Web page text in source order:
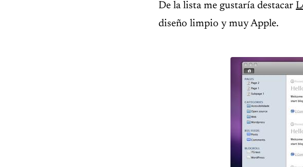
De la lista me gustaría destacar
diseño limpio y muy Apple.